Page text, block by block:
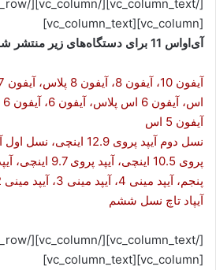
[vc_column][vc_column_text]
آی‌او‌اس 11 برای دستگاه‌های زیر منتشر شده است:
آیفون 5 اس
پنجم، آیپد مینی 4، آیپد مینی 3، آیپد مینی 2
آیپاد تاچ نسل ششم
[vc_column][vc_column_text]